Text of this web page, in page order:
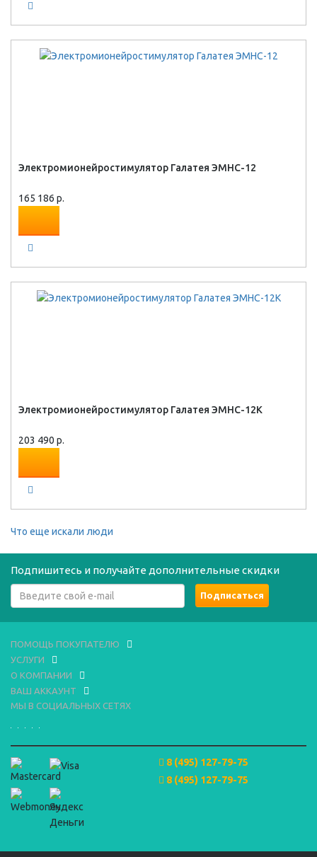
Электромионейростимулятор Галатея ЭМНС-12
165 186 р.
Электромионейростимулятор Галатея ЭМНС-12К
203 490 р.
Что еще искали люди
Подпишитесь и получайте дополнительные скидки
ПОМОЩЬ ПОКУПАТЕЛЮ
УСЛУГИ
О КОМПАНИИ
ВАШ АККАУНТ
МЫ В СОЦИАЛЬНЫХ СЕТЯХ
8 (495) 127-79-75
8 (495) 127-79-75